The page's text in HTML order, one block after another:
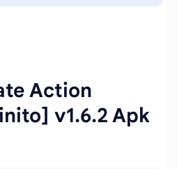
Action
v1.6.2 Apk